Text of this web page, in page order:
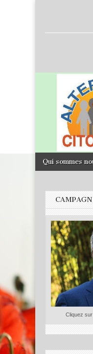
Main menu
Skip to content
Qui sommes
Cliquez